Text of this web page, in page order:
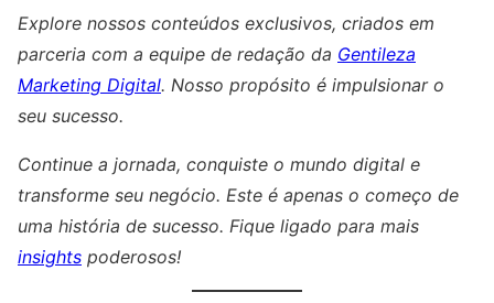
Explore nossos conteúdos exclusivos, criados em
parceria com a equipe de redação da Gentileza
Marketing Digital. Nosso propósito é impulsionar o
seu sucesso.
Continue a jornada, conquiste o mundo digital e
transforme seu negócio. Este é apenas o começo de
uma história de sucesso. Fique ligado para mais
insights poderosos!